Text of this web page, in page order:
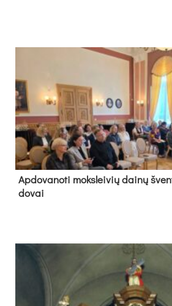
Ap­do­va­no­ti moks­lei­vių dai­nų
do­vai